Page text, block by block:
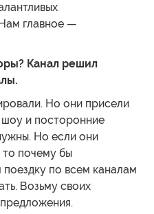
главное —
Канал решил
Но они присели
и посторонние
Но если они
почему бы
поездку по всем каналам
Возьму своих